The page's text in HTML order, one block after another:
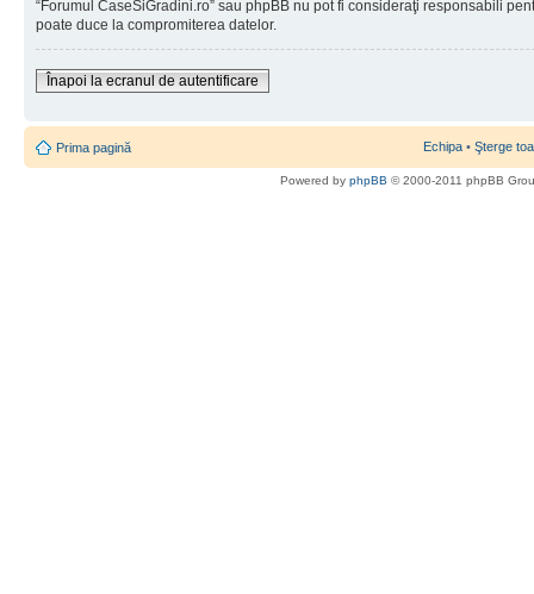
“Forumul CaseSiGradini.ro” sau phpBB nu pot fi consideraţi responsabili
poate duce la compromiterea datelor.
Înapoi la ecranul de autentificare
Prima pagină Echipa • Şterge
Powered by phpBB © 2000-2011 phpBB